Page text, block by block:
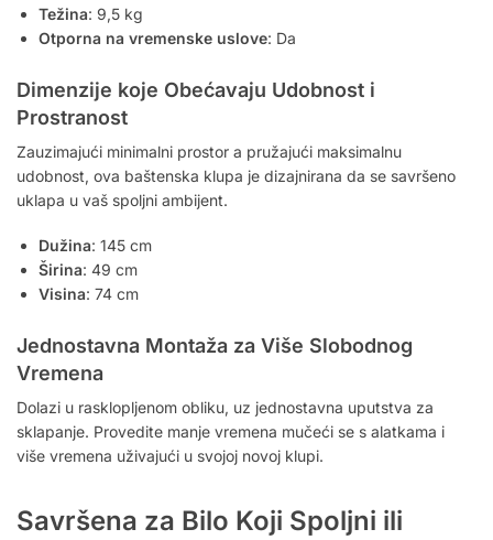
Težina: 9,5 kg
Otporna na vremenske uslove: Da
Dimenzije koje Obećavaju Udobnost i
Prostranost
Zauzimajući minimalni prostor a pružajući maksimalnu
udobnost, ova baštenska klupa je dizajnirana da se savršeno
uklapa u vaš spoljni ambijent.
Dužina: 145 cm
Širina: 49 cm
Visina: 74 cm
Jednostavna Montaža za Više Slobodnog
Vremena
Dolazi u rasklopljenom obliku, uz jednostavna uputstva za
sklapanje. Provedite manje vremena mučeći se s alatkama i
više vremena uživajući u svojoj novoj klupi.
Savršena za Bilo Koji Spoljni ili